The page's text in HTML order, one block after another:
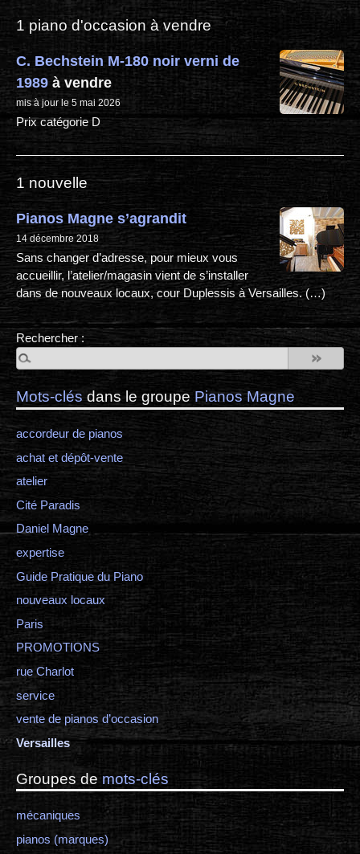
1 piano d'occasion à vendre
C. Bechstein M-180 noir verni de
1989 à vendre
mis à jour le 5 mai 2026
Prix catégorie D
1 nouvelle
Pianos Magne s’agrandit
14 décembre 2018
Sans changer d’adresse, pour mieux vous
accueillir, l’atelier/magasin vient de s’installer
dans de nouveaux locaux, cour Duplessis à Versailles. (…)
Rechercher :
Mots-clés dans le groupe Pianos Magne
accordeur de pianos
achat et dépôt-vente
atelier
Cité Paradis
Daniel Magne
expertise
Guide Pratique du Piano
nouveaux locaux
Paris
PROMOTIONS
rue Charlot
service
vente de pianos d’occasion
Versailles
Groupes de mots-clés
mécaniques
pianos (marques)